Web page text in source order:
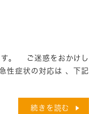
す。 ご迷惑をおかけし
性症状の対応は 、下記
続きを読む